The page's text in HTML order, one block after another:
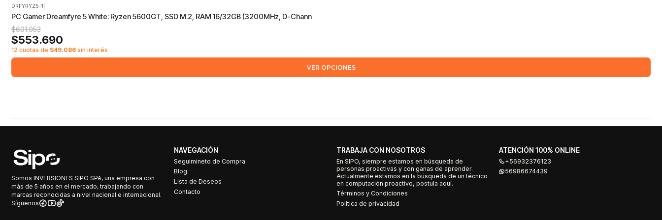
DRFYRYZ5-1
PC Gamer Dreamfyre 5 White: Ryzen 5600GT, SSD M.2, RAM 16/32GB (3200MHz, D-Chann
$601.053
$553.690
12 cuotas de $49.086sin interés
VER OPCIONES
Somos INVERSIONES SIPO SPA, una empresa con
más de 5 años en el mercado, trabajando con
marcas reconocidas a nivel nacional e internacional.
Síguenos
NAVEGACIÓN
Seguimineto de Compra
Blog
Lista de Deseos
Contacto
TRABAJA CON NOSOTROS
En SIPO, siempre estamos en búsqueda de
personas proactivas y con ganas de aprender.
Actualmente estamos en la búsqueda de un técnico
en computación proactivo, postula aquí.
Términos y Condiciones
Política de privacidad
ATENCIÓN 100% ONLINE
+56932376123
56986674439